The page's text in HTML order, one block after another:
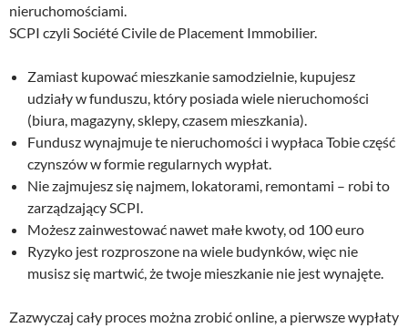
nieruchomościami.
SCPI czyli Société Civile de Placement Immobilier.
Zamiast kupować mieszkanie samodzielnie, kupujesz
udziały w funduszu, który posiada wiele nieruchomości
(biura, magazyny, sklepy, czasem mieszkania).
Fundusz wynajmuje te nieruchomości i wypłaca Tobie część
czynszów w formie regularnych wypłat.
Nie zajmujesz się najmem, lokatorami, remontami – robi to
zarządzający SCPI.
Możesz zainwestować nawet małe kwoty, od 100 euro
Ryzyko jest rozproszone na wiele budynków, więc nie
musisz się martwić, że twoje mieszkanie nie jest wynajęte.
Zazwyczaj cały proces można zrobić online, a pierwsze wypłaty